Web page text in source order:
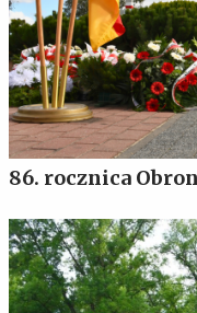
86. rocznica